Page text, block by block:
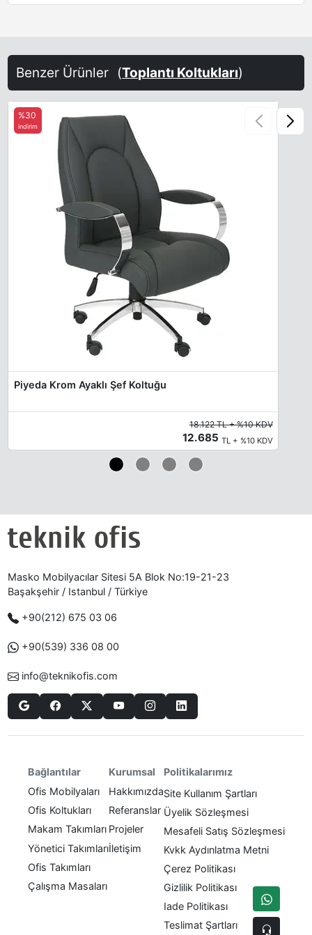
Benzer Ürünler (Toplantı Koltukları)
Piyeda Krom Ayaklı Şef Koltuğu
%30
indirim
18.122 TL + %10 KDV
12.685 TL + %10 KDV
Masko Mobilyacılar Sitesi 5A Blok No:19-21-23
Başakşehir / Istanbul / Türkiye
+90(212) 675 03 06
+90(539) 336 08 00
info@teknikofis.com
Bağlantılar
Ofis Mobilyaları
Ofis Koltukları
Makam Takımları
Yönetici Takımları
Ofis Takımları
Çalışma Masaları
Kurumsal
Hakkımızda
Referanslar
Projeler
İletişim
Politikalarımız
Site Kullanım Şartları
Üyelik Sözleşmesi
Mesafeli Satış Sözleşmesi
Kvkk Aydınlatma Metni
Çerez Politikası
Gizlilik Politikası
Iade Politikası
Teslimat Şartları